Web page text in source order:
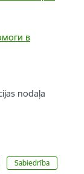
в
nodaļa
Sabiedrība